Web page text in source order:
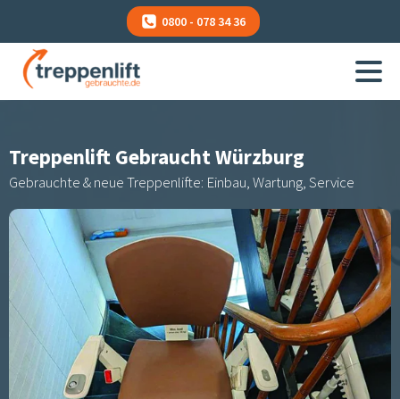
0800 - 078 34 36
Treppenlift GebrauchtWürzburg
Gebrauchte & neue Treppenlifte: Einbau, Wartung, Service